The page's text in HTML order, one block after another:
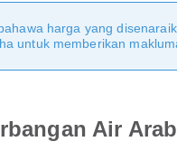
harga yang
untuk memberikan
Air